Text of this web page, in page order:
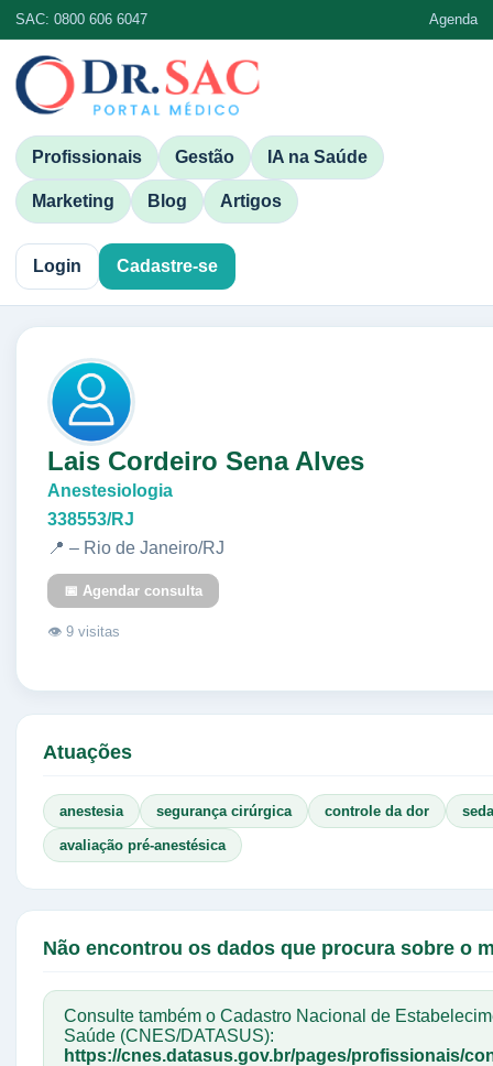
SAC: 0800 606 6047 Agenda
Profissionais Gestão IA na Saúde
Marketing Blog Artigos
Login Cadastre-se
Lais Cordeiro Sena Alves
Anestesiologia
338553/RJ
📍 – Rio de Janeiro/RJ
📅 Agendar consulta
👁 9 visitas
Atuações
anestesia segurança cirúrgica controle da dor
avaliação pré-anestésica
Não encontrou os dados que procura sobre o
Consulte também o Cadastro Nacional de
Saúde (CNES/DATASUS):
https://cnes.datasus.gov.br/pages/profissionais/